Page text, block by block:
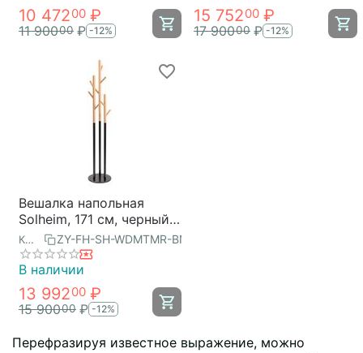
10 47200 ₽
11 90000 ₽ -12%
15 75200 ₽
17 90000 ₽ -12%
Вешалка напольная
Solheim, 171 см, черный
мрамор/натуральное
дерево, Bergenson Bjorn
КОД: ZY-FH-SH-WDMTMR-BNC
В наличии
13 99200 ₽
15 90000 ₽ -12%
Перефразируя известное выражение, можно